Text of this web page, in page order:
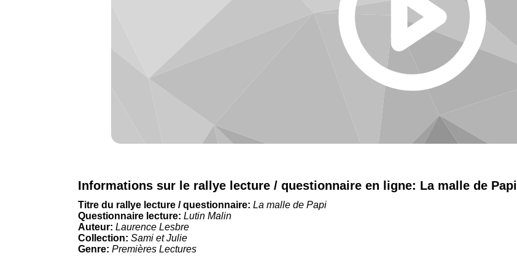
Informations sur le rallye lecture / questionnaire en ligne: La malle de Papi
Titre du rallye lecture / questionnaire: La malle de Papi
Questionnaire lecture: Lutin Malin
Auteur: Laurence Lesbre
Collection: Sami et Julie
Genre: Premières Lectures